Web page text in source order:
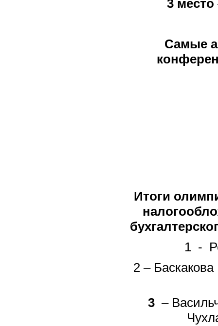
3 место
Самые
Итоги
1 -
2 –
3 –